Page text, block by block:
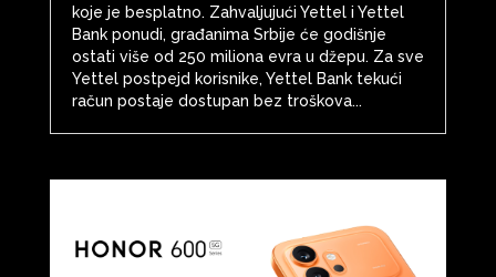
koje je besplatno. Zahvaljujući Yettel i Yettel
Bank ponudi, građanima Srbije će godišnje
ostati više od 250 miliona evra u džepu. Za sve
Yettel postpejd korisnike, Yettel Bank tekući
račun postaje dostupan bez troškova...